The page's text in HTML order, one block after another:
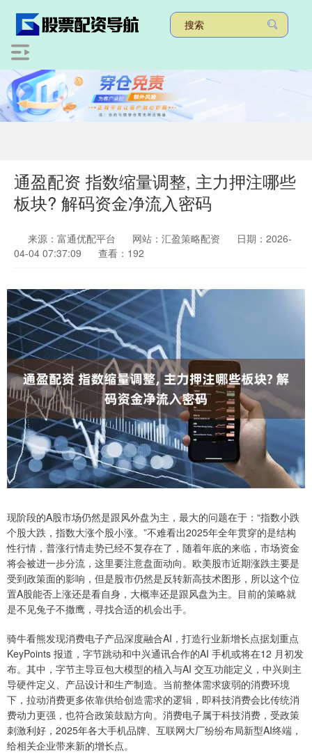
通盈配资 指数缩量调整, 主力押注哪些
板块? 解码资金净流入密码
来源：富通优配平台 网站：汇盈策略配资
日期：2026-
04-04 07:37:09
查看：192
现阶段的A股市场仍然是跟风外盘为主，最大的问题在于：“指数小跌
个股大跌，指数大涨个股小涨。”不难看出2025年全年贯穿的是结构
性行情，普涨行情走势已经不复存在了，随着年底的来临，市场资金
将会被进一步分流，这里要注意盘面动向。欧美股市近期涨跌主要是
受到政策面的影响，但是股市仍然是反转新高技术图形，所以这个位
置A股能否上涨还是看自身，大概率还是跟风盘为主。目前的策略就
是不见兔子不撒鹰，寻找合适的机会出手。
骑牛看熊发现消费电子产品深度融合AI，打造行业新增长点据划重点
KeyPoints 报道，字节跳动和中兴通讯合作的AI 手机或将在12 月初发
布。其中，字节主导豆包大模型的植入与AI 交互功能定义，中兴则主
导硬件定义、产品设计和生产制造。当前整体需求疲弱的消费环境
下，拉动消费更多依靠供给创造需求的逻辑，即科技消费会比传统消
费动力更强，也符合政策鼓励方向。消费电子属于科技消费，受政策
刺激利好，2025年各大手机品牌、互联网大厂纷纷布局新型AI终端，
给相关企业带来新的增长点。